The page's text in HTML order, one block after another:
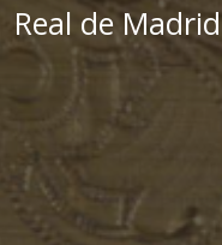
Real de Madrid